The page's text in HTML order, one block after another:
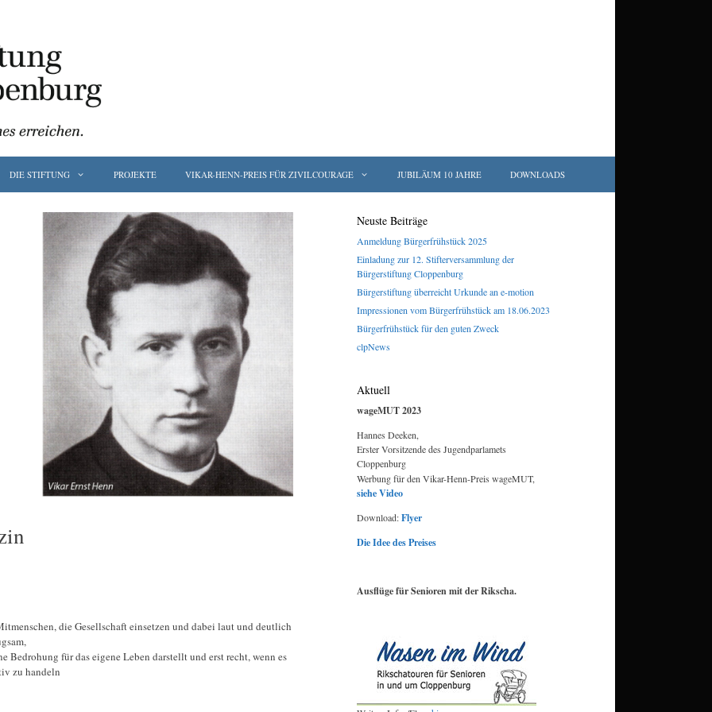
DIE STIFTUNG PROJEKTE VIKAR-HENN-PREIS FÜR ZIVILCOURAGE JUBILÄUM 10 JAHRE DOWNLOADS
die Gesellschaft einsetzen und dabei laut und deutlich
Bedrohung für das eigene Leben darstellt und erst recht, wenn es
zu handeln
Neuste Beiträge
Anmeldung Bürgerfrühstück 2025
Einladung zur 12. Stifterversammlung der
Bürgerstiftung Cloppenburg
Bürgerstiftung überreicht Urkunde an e-motion
Impressionen vom Bürgerfrühstück am 18.06.2023
Bürgerfrühstück für den guten Zweck
clpNews
Aktuell
wageMUT 2023
Hannes Deeken,
Erster Vorsitzende des Jugendparlamets
Cloppenburg
Werbung für den Vikar-Henn-Preis wageMUT,
siehe Video
Download:Flyer
Die Idee des Preises
Ausflüge für Senioren mit der Rikscha.